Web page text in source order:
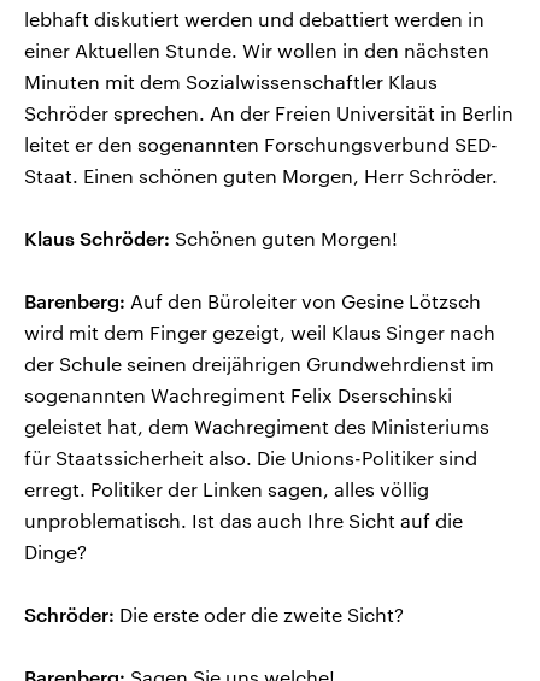
lebhaft diskutiert werden und debattiert werden in
einer Aktuellen Stunde. Wir wollen in den nächsten
Minuten mit dem Sozialwissenschaftler Klaus
Schröder sprechen. An der Freien Universität in Berlin
leitet er den sogenannten Forschungsverbund SED-
Staat. Einen schönen guten Morgen, Herr Schröder.
Klaus Schröder: Schönen guten Morgen!
Barenberg: Auf den Büroleiter von Gesine Lötzsch
wird mit dem Finger gezeigt, weil Klaus Singer nach
der Schule seinen dreijährigen Grundwehrdienst im
sogenannten Wachregiment Felix Dserschinski
geleistet hat, dem Wachregiment des Ministeriums
für Staatssicherheit also. Die Unions-Politiker sind
erregt. Politiker der Linken sagen, alles völlig
unproblematisch. Ist das auch Ihre Sicht auf die
Dinge?
Schröder: Die erste oder die zweite Sicht?